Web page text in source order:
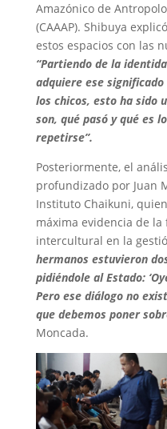
Amazónico de
(CAAAP). Shibuya
estos espacios con las
“Partiendo de la
adquiere ese
los chicos, esto ha sido
son, qué pasó y qué es
repetirse”.
Posteriormente, el
profundizado por Juan
Instituto Chaikuni,
máxima evidencia de
intercultural en la
hermanos estuvieron
pidiéndole al Estado:
Pero ese diálogo no
que debemos poner
Moncada.